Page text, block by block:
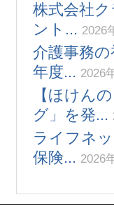
株式会社
ント... 2026
介護事務
年度... 2026
【ほけん
グ」を発...
ライフネ
保険... 2026